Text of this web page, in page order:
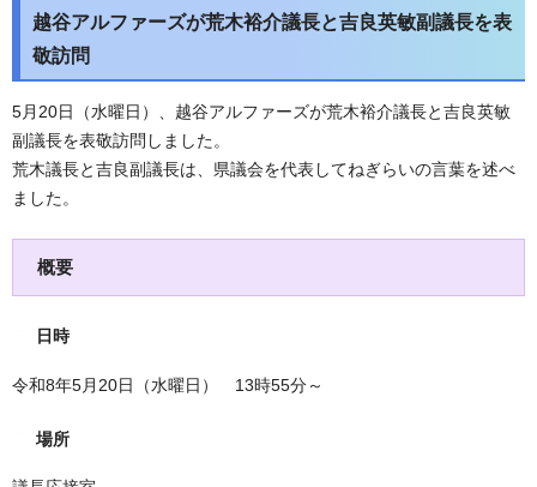
越谷アルファーズが荒木裕介議長と吉良英敏副議長を表
敬訪問
5月20日（水曜日）、越谷アルファーズが荒木裕介議長と吉良英敏
副議長を表敬訪問しました。
荒木議長と吉良副議長は、県議会を代表してねぎらいの言葉を述べ
ました。
概要
日時
令和8年5月20日（水曜日） 13時55分～
場所